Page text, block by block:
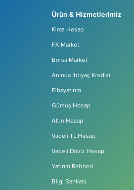
Ürün & Hizmetlerimiz
Kiraz Hesap
FX Market
Borsa Market
Anında İhtiyaç Kredisi
Fibayatırım
Gümüş Hesap
Altın Hesap
Vadeli TL Hesap
Vadeli Döviz Hesap
Yatırım Rehberi
Bilgi Bankası